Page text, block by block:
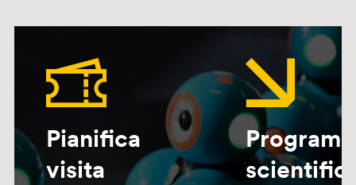
Pianifica
visita